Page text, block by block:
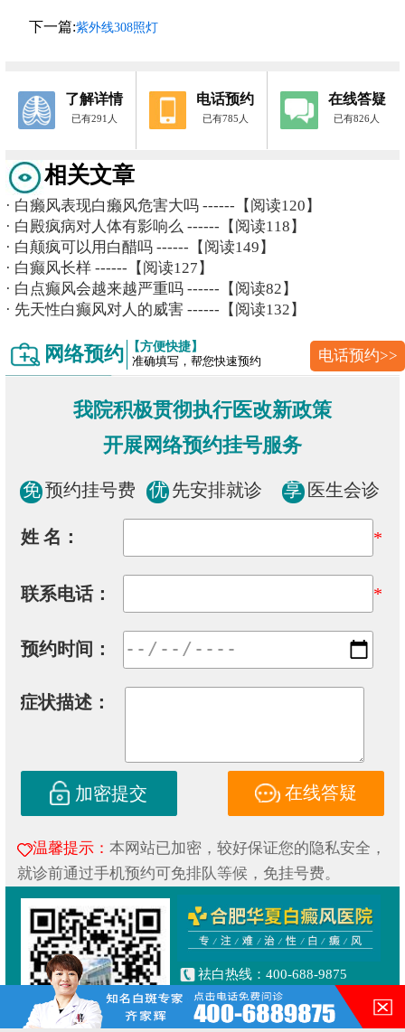
下一篇:紫外线308照灯
了解详情
已有291人
电话预约
已有785人
在线答疑
已有826人
相关文章
· 白癞风表现白癞风危害大吗 ------【阅读120】
· 白殿疯病对人体有影响么 ------【阅读118】
· 白颠疯可以用白醋吗 ------【阅读149】
· 白癫风长样 ------【阅读127】
· 白点癫风会越来越严重吗 ------【阅读82】
· 先天性白癫风对人的威害 ------【阅读132】
网络预约 【方便快捷】
准确填写，帮您快速预约 电话预约>>
我院积极贯彻执行医改新政策
开展网络预约挂号服务
免 预约挂号费 优 先安排就诊 享 医生会诊
姓 名： *
联系电话： *
预约时间：
症状描述：
加密提交 在线答疑
温馨提示： 本网站已加密，较好保证您的隐私安全，
就诊前通过手机预约可免排队等候，免挂号费。
祛白热线：400-688-9875
健康专线：130-0306-3616
合肥市铜陵路与合裕路交叉口